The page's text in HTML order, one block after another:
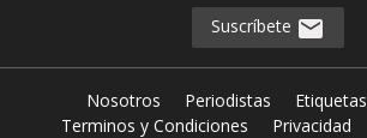
Suscríbete
Nosotros Periodistas Etiquetas
Terminos y Condiciones
Privacidad